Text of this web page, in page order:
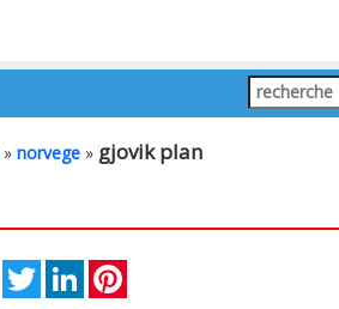
» norvege » gjovik plan
Email TwitterLinkedIn